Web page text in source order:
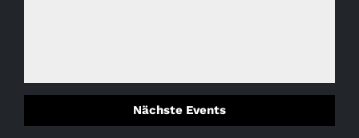
Nächste Events